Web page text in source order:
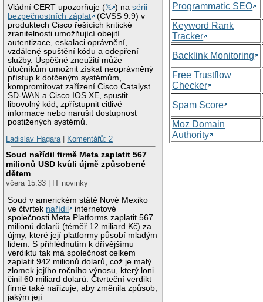
Vládní CERT upozorňuje (𝕏 ) nasérii
bezpečnostních záplat
(CVSS 9.9) v
produktech Cisco řešících kritické
zranitelnosti umožňující obejití
autentizace, eskalaci oprávnění,
vzdálené spuštění kódu a odepření
služby. Úspěšné zneužití může
útočníkům umožnit získat neoprávněný
přístup k dotčeným systémům,
kompromitovat zařízení Cisco Catalyst
SD-WAN a Cisco IOS XE, spustit
libovolný kód, zpřístupnit citlivé
informace nebo narušit dostupnost
postižených systémů.
Ladislav Hagara| Komentářů: 2
Soud nařídil firmě Meta zaplatit 567
milionů USD kvůli újmě způsobené
dětem
včera 15:33 | IT novinky
Soud v americkém státě Nové Mexiko
ve čtvrtek nařídil
internetové
společnosti Meta Platforms zaplatit 567
milionů dolarů (téměř 12 miliard Kč) za
újmy, které její platformy působí mladým
lidem. S přihlédnutím k dřívějšímu
verdiktu tak má společnost celkem
zaplatit 942 milionů dolarů, což je malý
zlomek jejího ročního výnosu, který loni
činil 60 miliard dolarů. Čtvrteční verdikt
firmě také nařizuje, aby změnila způsob,
jakým její
Programmatic SEO
Keyword Rank
Tracker
Backlink Monitoring
Free Trustflow
Checker
Spam Score
Moz Domain
Authority